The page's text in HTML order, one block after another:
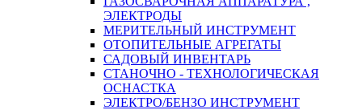
ЭЛЕКТРОДЫ
МЕРИТЕЛЬНЫЙ ИНСТРУМЕНТ
ОТОПИТЕЛЬНЫЕ АГРЕГАТЫ
САДОВЫЙ ИНВЕНТАРЬ
СТАНОЧНО - ТЕХНОЛОГИЧЕСКАЯ
ОСНАСТКА
ЭЛЕКТРО/БЕНЗО ИНСТРУМЕНТ